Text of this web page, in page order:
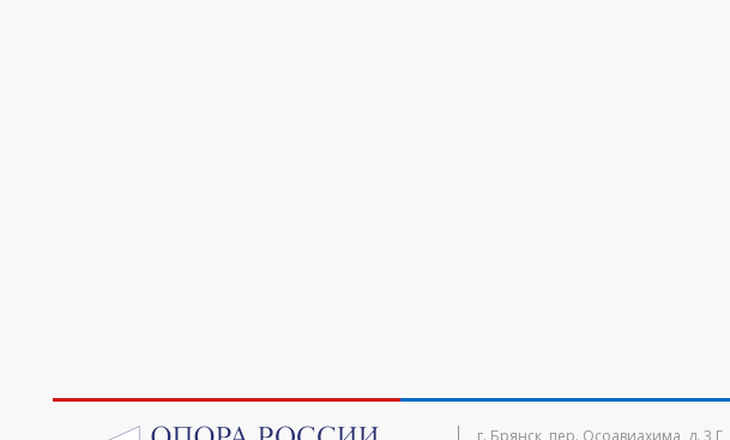
г. Брянск, пер. Осоавиахима, д. 3